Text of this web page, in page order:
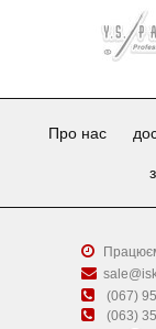
Про нас
(067)
(063)